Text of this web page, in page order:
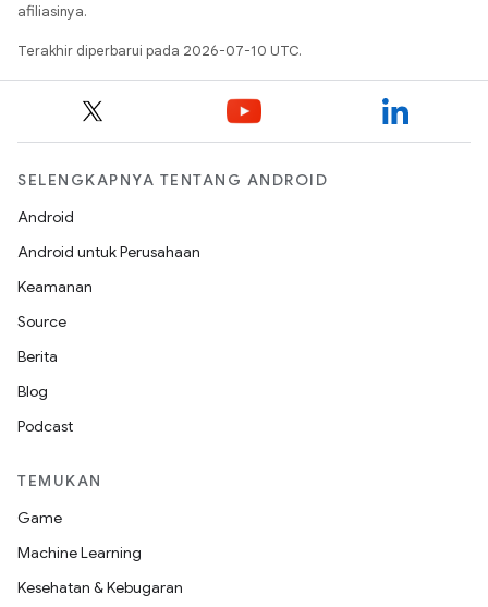
afiliasinya.
Terakhir diperbarui pada 2026-07-10 UTC.
SELENGKAPNYA TENTANG ANDROID
Android
Android untuk Perusahaan
Keamanan
Source
Berita
Blog
Podcast
TEMUKAN
Game
Machine Learning
Kesehatan & Kebugaran